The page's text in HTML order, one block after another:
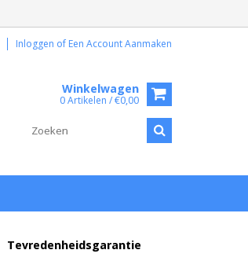
Inloggen of Een Account Aanmaken
Winkelwagen
0 Artikelen / €0,00
Tevredenheidsgarantie